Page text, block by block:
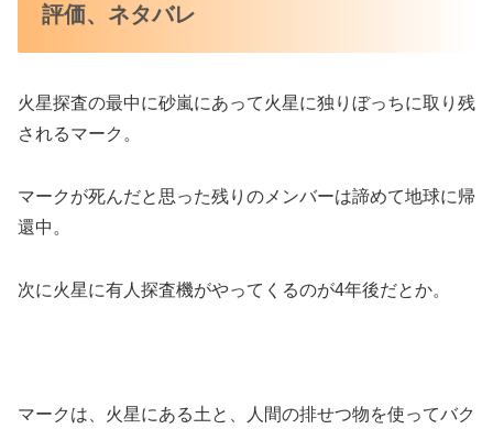
評価、ネタバレ
火星探査の最中に砂嵐にあって火星に独りぼっちに取り残
されるマーク。
マークが死んだと思った残りのメンバーは諦めて地球に帰
還中。
次に火星に有人探査機がやってくるのが4年後だとか。
マークは、火星にある土と、人間の排せつ物を使ってバク